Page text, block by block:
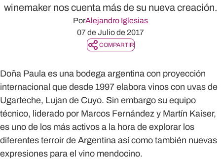
winemaker nos cuenta más de su nueva creación.
PorAlejandro Iglesias
07 de Julio de 2017
COMPARTIR
Doña Paula es una bodega argentina con proyección
internacional que desde 1997 elabora vinos con uvas de
Ugarteche, Lujan de Cuyo. Sin embargo su equipo
técnico, liderado por Marcos Fernández y Martín Kaiser,
es uno de los más activos a la hora de explorar los
diferentes terroir de Argentina así como también nuevas
expresiones para el vino mendocino.